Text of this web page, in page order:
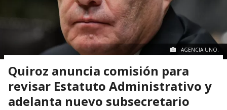
AGENCIA UNO.
Quiroz anuncia comisión para
revisar Estatuto Administrativo y
adelanta nuevo subsecretario